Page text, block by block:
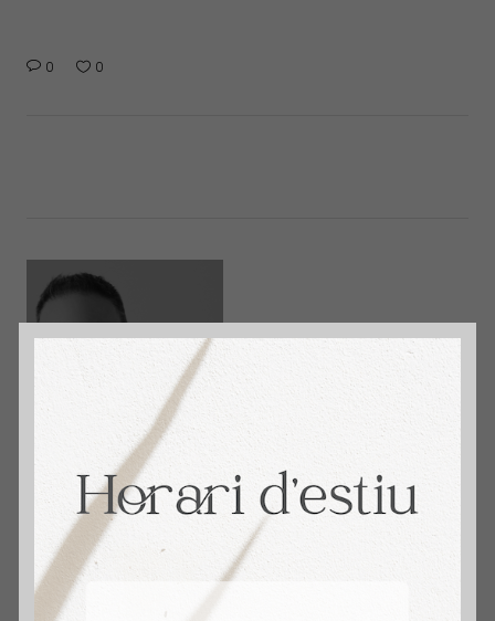
0 0
immosantmarti
David Aceituno. + 14 años Vendiendo Hogares.
4,9 🌟 Reseñas en Google. Tu Agente
Inmobiliario.